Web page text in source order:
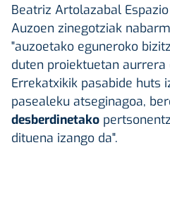
Beatriz Artolazabal
Auzoen zinegotziak
"auzoetako eguneroko
duten proiektuetan
Errekatxikik pasabide huts
pasealeku atseginagoa,
desberdinetako
dituena izango da".